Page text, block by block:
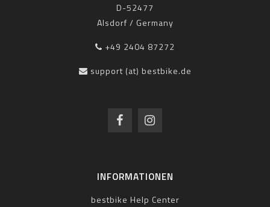
D-52477
Alsdorf / Germany
+49 2404 87272
support (at) bestbike.de
INFORMATIONEN
bestbike Help Center